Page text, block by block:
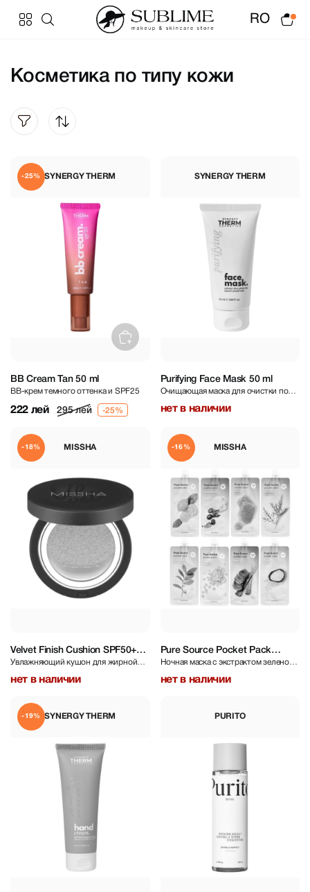
RO
Косметика по типу кожи
SYNERGY THERM
-25%
BB Cream Tan 50 ml
BB-крем темного оттенка и SPF25
222 лей 295 лей
SYNERGY THERM
Purifying Face Mask 50 ml
Очищающая маска для очистки пор с
нет в наличии
MISSHA
-18%
Velvet Finish Cushion SPF50+
PA+++ №21 & №23 15 g
Увлажняющий кушон для жирной
нет в наличии
MISSHA
-16%
Pure Source Pocket Pack
Green Tea 10 ml
Ночная маска с экстрактом зеленого
нет в наличии
SYNERGY THERM
-19% PURITO